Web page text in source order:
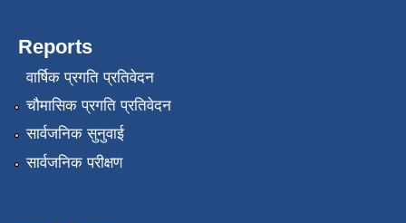
Reports
वार्षिक प्रगति प्रतिवेदन
चौमासिक प्रगति प्रतिवेदन
सार्वजनिक सुनुवाई
सार्वजनिक परीक्षण